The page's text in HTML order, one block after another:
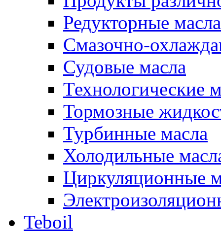
Редукторные масла
Смазочно-
Судовые масла
Технологические
Тормозные
Турбинные масла
Холодильные
Циркуляционные
Teboil